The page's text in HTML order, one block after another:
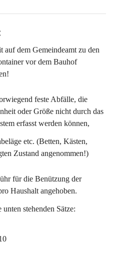
auf dem Gemeindeamt zu den
vor dem Bauhof
feste Abfälle, die
oder Größe nicht durch das
erfasst werden können,
etc. (Betten, Kästen,
Zustand angenommen!)
für die Benützung der
Haushalt angehoben.
stehenden Sätze: